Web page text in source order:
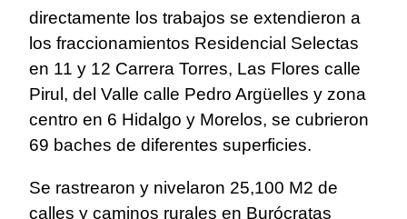
directamente los trabajos se extendieron a
los fraccionamientos Residencial Selectas
en 11 y 12 Carrera Torres, Las Flores calle
Pirul, del Valle calle Pedro Argüelles y zona
centro en 6 Hidalgo y Morelos, se cubrieron
69 baches de diferentes superficies.
Se rastrearon y nivelaron 25,100 M2 de
calles y caminos rurales en Burócratas